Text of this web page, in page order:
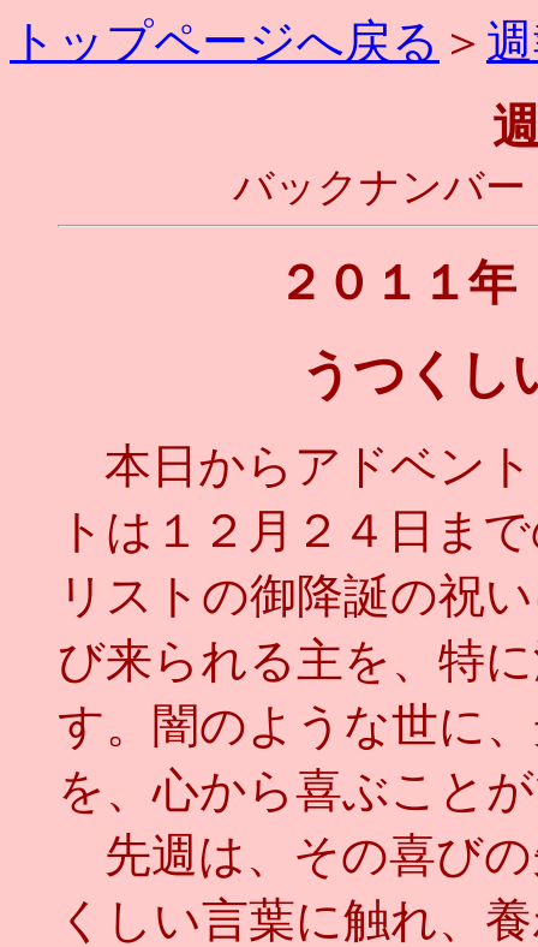
トップページへ戻る ＞
バックナンバ
２０１１
うつくし
本日からアドベン
トは１２月２４日ま
リストの御降誕の祝
び来られる主を、特
す。闇のような世に
を、心から喜ぶこと
先週は、その喜び
くしい言葉に触れ、